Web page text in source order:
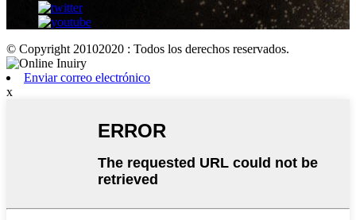
© Copyright 20102020 : Todos los derechos reservados.
Enviar correo electrónico
x